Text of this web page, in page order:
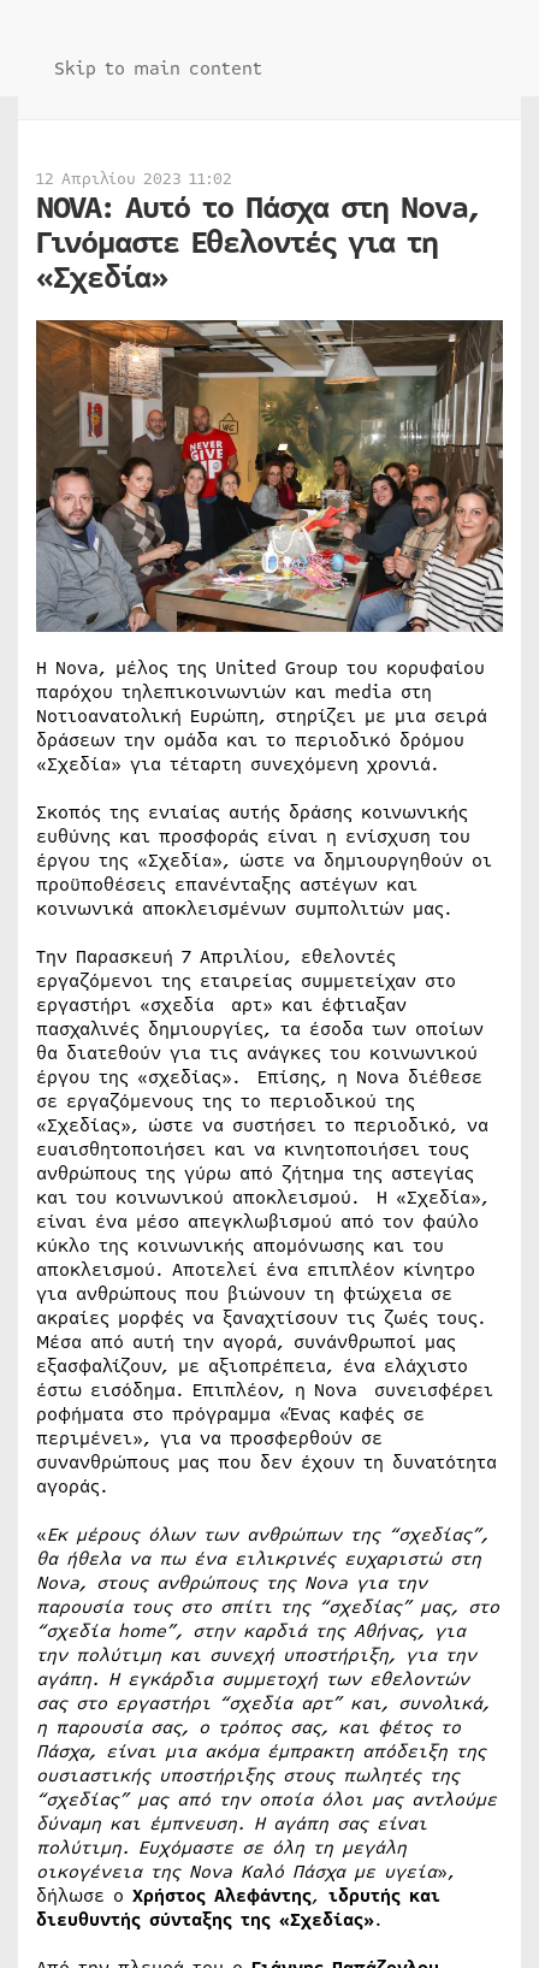
Skip to main content
12 Απριλίου 2023 11:02
NOVA: Αυτό το Πάσχα στη Nova,
Γινόμαστε Εθελοντές για τη
«Σχεδία»
H Nova, μέλος της United Group του κορυφαίου
παρόχου τηλεπικοινωνιών και media στη
Νοτιοανατολική Ευρώπη, στηρίζει με μια σειρά
δράσεων την ομάδα και το περιοδικό δρόμου
«Σχεδία» για τέταρτη συνεχόμενη χρονιά.
Σκοπός της ενιαίας αυτής δράσης κοινωνικής
ευθύνης και προσφοράς είναι η ενίσχυση του
έργου της «Σχεδία», ώστε να δημιουργηθούν οι
προϋποθέσεις επανένταξης αστέγων και
κοινωνικά αποκλεισμένων συμπολιτών μας.
Την Παρασκευή 7 Απριλίου, εθελοντές
εργαζόμενοι της εταιρείας συμμετείχαν στο
εργαστήρι «σχεδία αρτ» και έφτιαξαν
πασχαλινές δημιουργίες, τα έσοδα των οποίων
θα διατεθούν για τις ανάγκες του κοινωνικού
έργου της «σχεδίας». Επίσης, η Nova διέθεσε
σε εργαζόμενους της το περιοδικού της
«Σχεδίας», ώστε να συστήσει το περιοδικό, να
ευαισθητοποιήσει και να κινητοποιήσει τους
ανθρώπους της γύρω από ζήτημα της αστεγίας
και του κοινωνικού αποκλεισμού. Η «Σχεδία»,
είναι ένα μέσο απεγκλωβισμού από τον φαύλο
κύκλο της κοινωνικής απομόνωσης και του
αποκλεισμού. Αποτελεί ένα επιπλέον κίνητρο
για ανθρώπους που βιώνουν τη φτώχεια σε
ακραίες μορφές να ξαναχτίσουν τις ζωές τους.
Μέσα από αυτή την αγορά, συνάνθρωποί μας
εξασφαλίζουν, με αξιοπρέπεια, ένα ελάχιστο
έστω εισόδημα. Επιπλέον, η Nova συνεισφέρει
ροφήματα στο πρόγραμμα «Ένας καφές σε
περιμένει», για να προσφερθούν σε
συνανθρώπους μας που δεν έχουν τη δυνατότητα
αγοράς.
«Εκ μέρους όλων των ανθρώπων της “σχεδίας”,
θα ήθελα να πω ένα ειλικρινές ευχαριστώ στη
Nova, στους ανθρώπους της Nova για την
παρουσία τους στο σπίτι της “σχεδίας” μας, στο
“σχεδία home”, στην καρδιά της Αθήνας, για
την πολύτιμη και συνεχή υποστήριξη, για την
αγάπη. Η εγκάρδια συμμετοχή των εθελοντών
σας στο εργαστήρι “σχεδία αρτ” και, συνολικά,
η παρουσία σας, ο τρόπος σας, και φέτος το
Πάσχα, είναι μια ακόμα έμπρακτη απόδειξη της
ουσιαστικής υποστήριξης στους πωλητές της
“σχεδίας” μας από την οποία όλοι μας αντλούμε
δύναμη και έμπνευση. Η αγάπη σας είναι
πολύτιμη. Ευχόμαστε σε όλη τη μεγάλη
οικογένεια της Nova Καλό Πάσχα με υγεία»,
δήλωσε ο Χρήστος Αλεφάντης, ιδρυτής και
διευθυντής σύνταξης της «Σχεδίας».